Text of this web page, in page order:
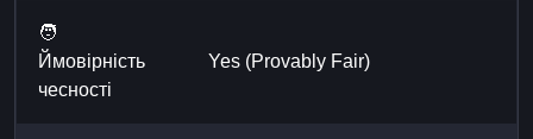
🧑
Ймовірність
чесності
Yes (Provably Fair)